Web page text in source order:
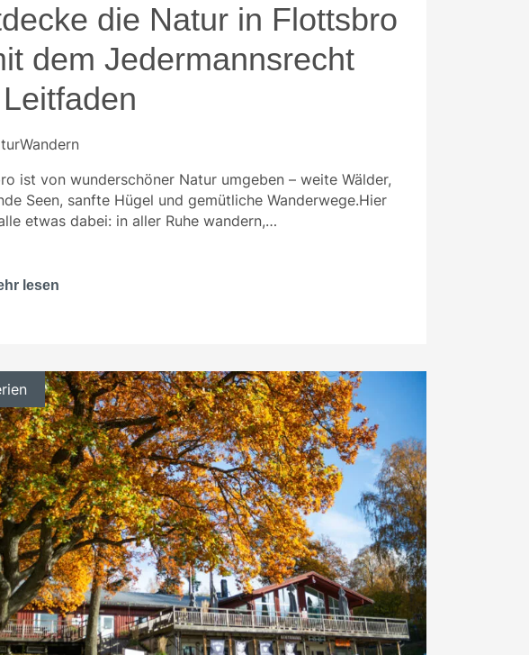
die Natur in Flottsbro
dem Jedermannsrecht
Wandern
ist von wunderschöner Natur umgeben – weite Wälder,
Seen, sanfte Hügel und gemütliche Wanderwege.Hier
etwas dabei: in aller Ruhe wandern,…
lesen